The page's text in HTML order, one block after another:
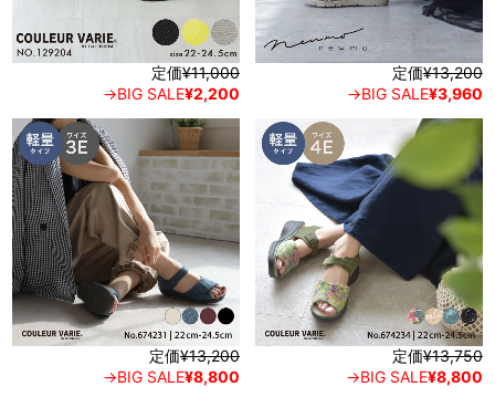
定価¥11,000
→BIG SALE¥2,200
定価¥13,200
→BIG SALE¥3,960
定価¥13,200
→BIG SALE¥8,800
定価¥13,750
→BIG SALE¥8,800